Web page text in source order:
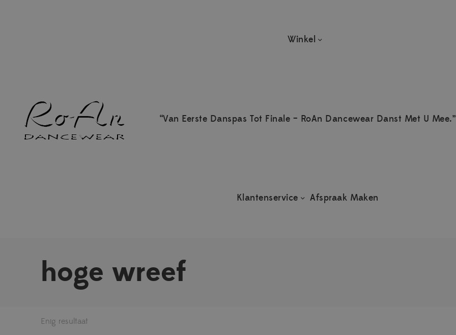
Winkel
“Van Eerste Danspas Tot Finale – RoAn Dancewear Danst Met U Mee.”
Klantenservice Afspraak Maken
hoge wreef
Enig resultaat